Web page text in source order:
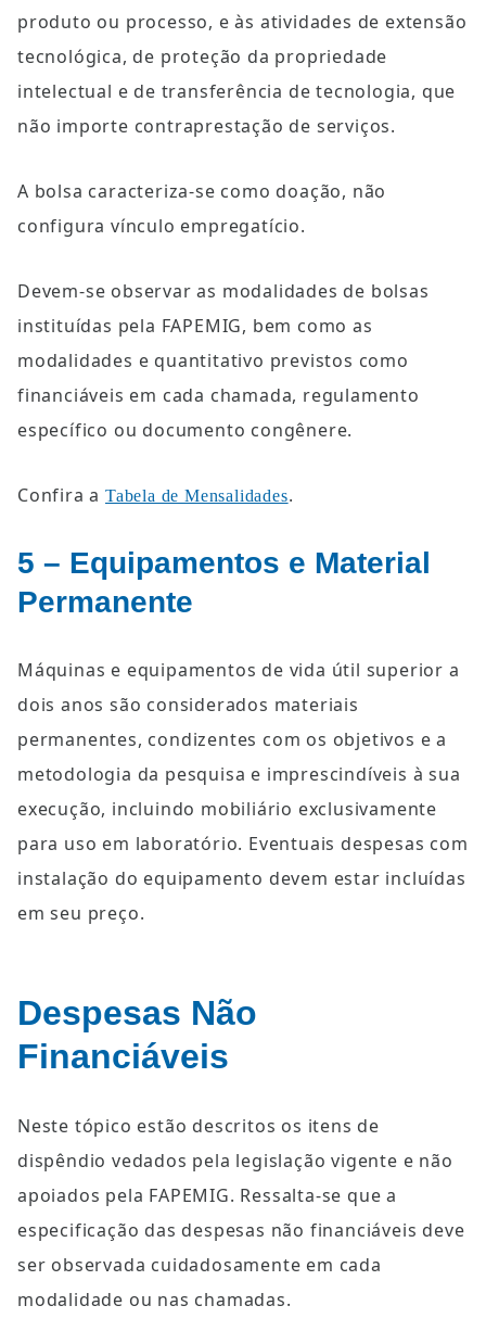
produto ou processo, e às atividades de extensão
tecnológica, de proteção da propriedade
intelectual e de transferência de tecnologia, que
não importe contraprestação de serviços.
A bolsa caracteriza-se como doação, não
configura vínculo empregatício.
Devem-se observar as modalidades de bolsas
instituídas pela FAPEMIG, bem como as
modalidades e quantitativo previstos como
financiáveis em cada chamada, regulamento
específico ou documento congênere.
Confira a Tabela de Mensalidades.
5 – Equipamentos e Material
Permanente
Máquinas e equipamentos de vida útil superior a
dois anos são considerados materiais
permanentes, condizentes com os objetivos e a
metodologia da pesquisa e imprescindíveis à sua
execução, incluindo mobiliário exclusivamente
para uso em laboratório. Eventuais despesas com
instalação do equipamento devem estar incluídas
em seu preço.
Despesas Não
Financiáveis
Neste tópico estão descritos os itens de
dispêndio vedados pela legislação vigente e não
apoiados pela FAPEMIG. Ressalta-se que a
especificação das despesas não financiáveis deve
ser observada cuidadosamente em cada
modalidade ou nas chamadas.